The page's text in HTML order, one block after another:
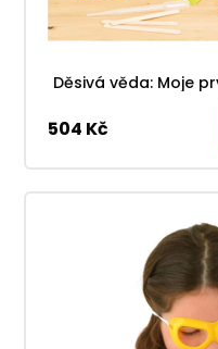
Děsivá věda: Moje
504 Kč